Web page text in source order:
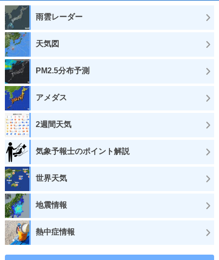
雨雲レーダー
天気図
PM2.5分布予測
アメダス
2週間天気
気象予報士のポイント解説
世界天気
地震情報
熱中症情報